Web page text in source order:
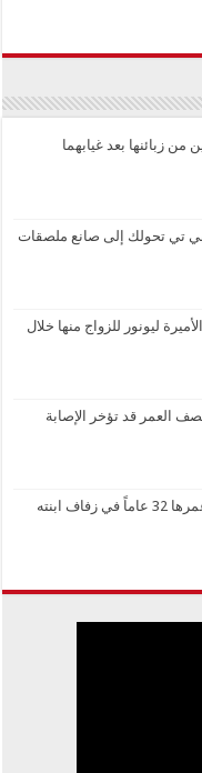
من زبائنها بعد غيابهما
تي تحولك إلى صانع ملصقات
ليونور للزواج منها خلال
بمنتصف العمر قد تؤخر الإصابة
ابنته